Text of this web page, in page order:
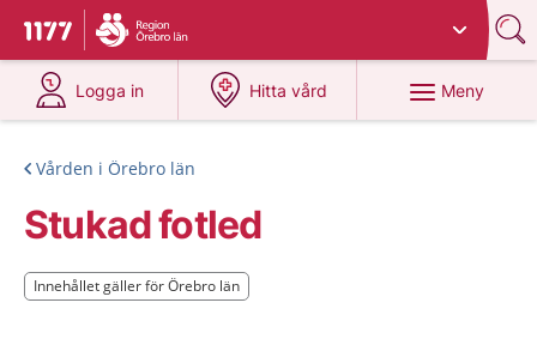
Till startsidan för 1177
Du har valt region
Logga in
på 1177.se
Hitta vård
på 1177.se
Meny
Vården i Örebro län
Stukad fotled
Innehållet gäller för Örebro län
Innehållet gäller för Örebro län